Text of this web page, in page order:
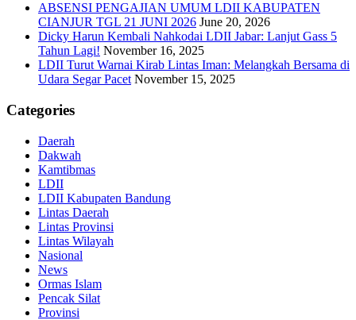
ABSENSI PENGAJIAN UMUM LDII KABUPATEN
CIANJUR TGL 21 JUNI 2026 June 20, 2026
Dicky Harun Kembali Nahkodai LDII Jabar: Lanjut Gass 5
Tahun Lagi! November 16, 2025
LDII Turut Warnai Kirab Lintas Iman: Melangkah Bersama di
Udara Segar Pacet November 15, 2025
Categories
Daerah
Dakwah
Kamtibmas
LDII
LDII Kabupaten Bandung
Lintas Daerah
Lintas Provinsi
Lintas Wilayah
Nasional
News
Ormas Islam
Pencak Silat
Provinsi